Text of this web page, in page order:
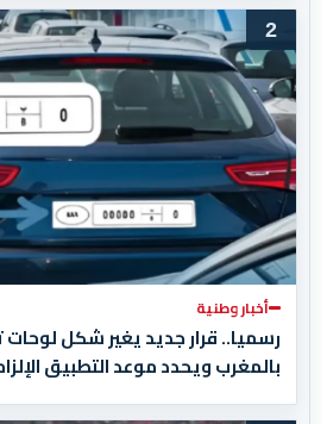
2
أخبار وطنية
رسميا.. قرار جديد يغير شكل لوحات
بالمغرب ويحدد موعد التطبيق